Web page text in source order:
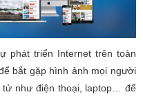
phát triển Internet trên toàn
bắt gặp hình ảnh mọi người
tử như điện thoại, laptop… để